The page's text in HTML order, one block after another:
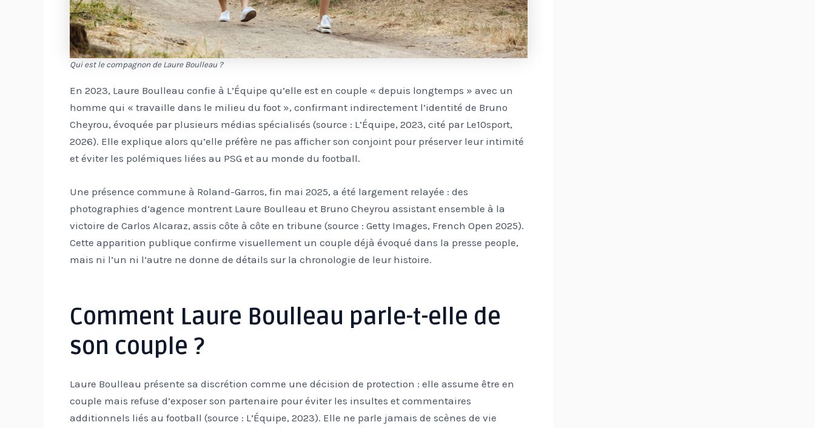
Qui est le compagnon de Laure Boulleau ?
En 2023, Laure Boulleau confie à L’Équipe qu’elle est en couple « depuis longtemps » avec un
homme qui « travaille dans le milieu du foot », confirmant indirectement l’identité de Bruno
Cheyrou, évoquée par plusieurs médias spécialisés (source : L’Équipe, 2023, cité par Le10sport,
2026). Elle explique alors qu’elle préfère ne pas afficher son conjoint pour préserver leur intimité
et éviter les polémiques liées au PSG et au monde du football.
Une présence commune à Roland-Garros, fin mai 2025, a été largement relayée : des
photographies d’agence montrent Laure Boulleau et Bruno Cheyrou assistant ensemble à la
victoire de Carlos Alcaraz, assis côte à côte en tribune (source : Getty Images, French Open 2025).
Cette apparition publique confirme visuellement un couple déjà évoqué dans la presse people,
mais ni l’un ni l’autre ne donne de détails sur la chronologie de leur histoire.
Comment Laure Boulleau parle-t-elle de
son couple ?
Laure Boulleau présente sa discrétion comme une décision de protection : elle assume être en
couple mais refuse d’exposer son partenaire pour éviter les insultes et commentaires
additionnels liés au football (source : L’Équipe, 2023). Elle ne parle jamais de scènes de vie